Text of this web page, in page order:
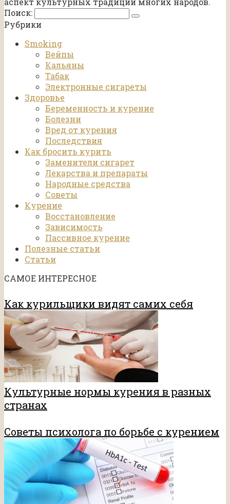
Поиск:
Рубрики
Smoking
Вейпы
Кальяны
Табак
Электронные сигареты
Здоровье
Беременность и курение
Болезни
Вред от курения
Последствия
Как бросить курить
Заменители сигарет
Лекарства и препараты
Народные средства
Советы
Курение
Восстановление
Зависимость
Пассивное курение
Полезные статьи
Статьи
САМОЕ ИНТЕРЕСНОЕ
Как курильщики видят самих себя
Культурные нормы курения в разных
странах
Советы психолога по борьбе с курением